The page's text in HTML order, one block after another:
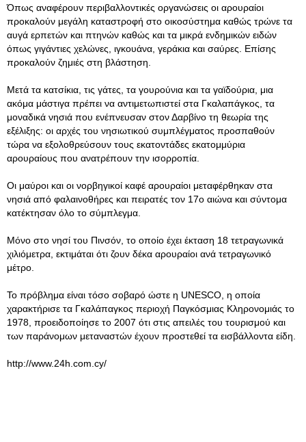
Όπως αναφέρουν περιβαλλοντικές οργανώσεις οι αρουραίοι
προκαλούν μεγάλη καταστροφή στο οικοσύστημα καθώς τρώνε τα
αυγά ερπετών και πτηνών καθώς και τα μικρά ενδημικών ειδών
όπως γιγάντιες χελώνες, ιγκουάνα, γεράκια και σαύρες. Επίσης
προκαλούν ζημιές στη βλάστηση.
Μετά τα κατσίκια, τις γάτες, τα γουρούνια και τα γαϊδούρια, μια
ακόμα μάστιγα πρέπει να αντιμετωπιστεί στα Γκαλαπάγκος, τα
μοναδικά νησιά που ενέπνευσαν στον Δαρβίνο τη θεωρία της
εξέλιξης: οι αρχές του νησιωτικού συμπλέγματος προσπαθούν
τώρα να εξολοθρεύσουν τους εκατοντάδες εκατομμύρια
αρουραίους που ανατρέπουν την ισορροπία.
Οι μαύροι και οι νορβηγικοί καφέ αρουραίοι μεταφέρθηκαν στα
νησιά από φαλαινοθήρες και πειρατές τον 17ο αιώνα και σύντομα
κατέκτησαν όλο το σύμπλεγμα.
Μόνο στο νησί του Πινσόν, το οποίο έχει έκταση 18 τετραγωνικά
χιλιόμετρα, εκτιμάται ότι ζουν δέκα αρουραίοι ανά τετραγωνικό
μέτρο.
Το πρόβλημα είναι τόσο σοβαρό ώστε η UNESCO, η οποία
χαρακτήρισε τα Γκαλάπαγκος περιοχή Παγκόσμιας Κληρονομιάς το
1978, προειδοποίησε το 2007 ότι στις απειλές του τουρισμού και
των παράνομων μεταναστών έχουν προστεθεί τα εισβάλλοντα είδη.
http://www.24h.com.cy/